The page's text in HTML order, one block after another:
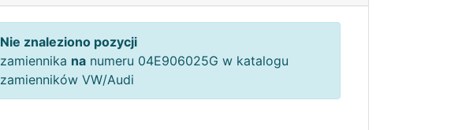
Nie znaleziono pozycji
zamiennika na numeru 04E906025G w katalogu
zamienników VW/Audi